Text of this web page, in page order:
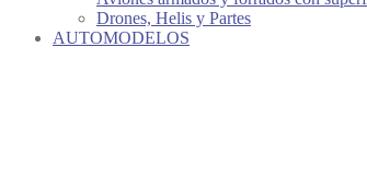
Drones, Helis y Partes
AUTOMODELOS